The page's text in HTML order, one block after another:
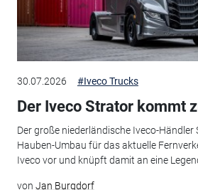
30.07.2026 #Iveco Trucks
Der Iveco Strator kommt
Der große niederländische Iveco-Händler
Hauben-Umbau für das aktuelle
Iveco vor und knüpft damit an eine
von Jan Burgdorf